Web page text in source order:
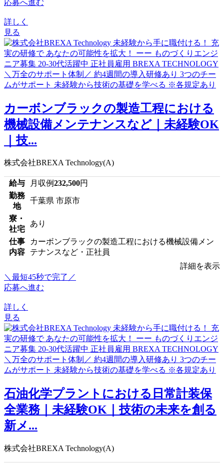
応募へ進む
詳しく
見る
カーボンブラックの製造工程における
機械設備メンテナンスなど｜未経験OK
｜技...
株式会社BREXA Technology(A)
給与 月収例232,500円
勤務
地
千葉県 市原市
寮・
社宅
あり
仕事
内容
カーボンブラックの製造工程における機械設備メン
テナンスなど・正社員
詳細を表示
＼最短45秒で完了／
応募へ進む
詳しく
見る
石油化学プラントにおける日常計装保
全業務｜未経験OK｜技術の未来を創る
新メ...
株式会社BREXA Technology(A)